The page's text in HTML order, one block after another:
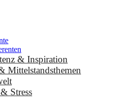
& Inspiration
Mittelstandsthemen
Stress